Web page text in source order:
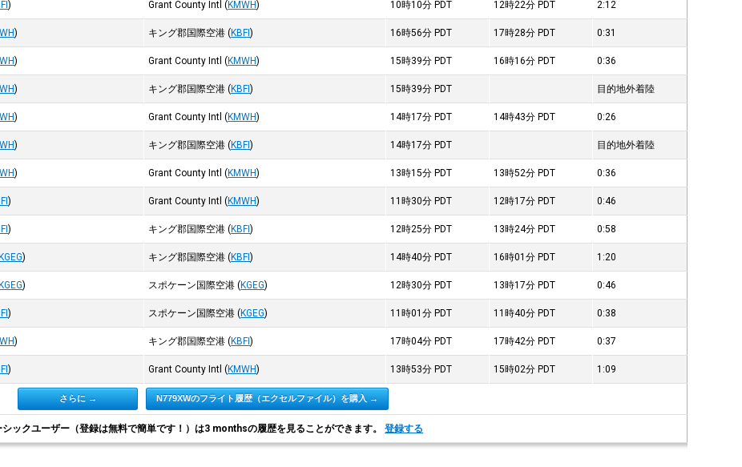
) Grant County Intl (KMWH) 10時10分 PDT 12時22分 PDT 2:12
) キング郡国際空港 (KBFI) 16時56分 PDT 17時28分 PDT 0:31
) Grant County Intl (KMWH) 15時39分 PDT 16時16分 PDT 0:36
) キング郡国際空港 (KBFI) 15時39分 PDT 目的地外着陸
) Grant County Intl (KMWH) 14時17分 PDT 14時43分 PDT 0:26
) キング郡国際空港 (KBFI) 14時17分 PDT 目的地外着陸
) Grant County Intl (KMWH) 13時15分 PDT 13時52分 PDT 0:36
) Grant County Intl (KMWH) 11時30分 PDT 12時17分 PDT 0:46
) キング郡国際空港 (KBFI) 12時25分 PDT 13時24分 PDT 0:58
KGEG) キング郡国際空港 (KBFI) 14時40分 PDT 16時01分 PDT 1:20
KGEG) スポケーン国際空港 (KGEG) 12時30分 PDT 13時17分 PDT 0:46
) スポケーン国際空港 (KGEG) 11時01分 PDT 11時40分 PDT 0:38
) キング郡国際空港 (KBFI) 17時04分 PDT 17時42分 PDT 0:37
) Grant County Intl (KMWH) 13時53分 PDT 15時02分 PDT 1:09
さらに → N779XWのフライト履歴（エクセルファイル）を購入 →
シックユーザー（登録は無料で簡単です！）は3 monthsの履歴を見ることができます。登録する